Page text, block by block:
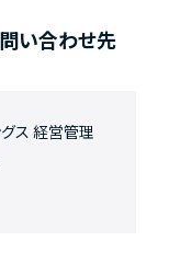
い合わせ先
ス 経営管理